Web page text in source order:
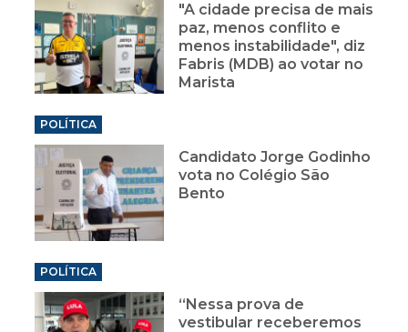
"A cidade precisa de mais
paz, menos conflito e
menos instabilidade", diz
Fabris (MDB) ao votar no
Marista
POLÍTICA
Candidato Jorge Godinho
vota no Colégio São
Bento
POLÍTICA
“Nessa prova de
vestibular receberemos